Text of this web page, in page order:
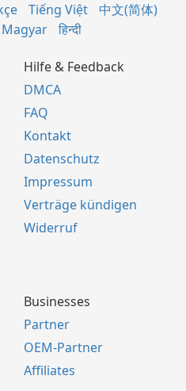
Tiếng Việt
中文(简体)
Magyar हिन्दी
Hilfe & Feedback
DMCA
FAQ
Kontakt
Datenschutz
Impressum
Verträge kündigen
Widerruf
Businesses
Partner
OEM-Partner
Affiliates